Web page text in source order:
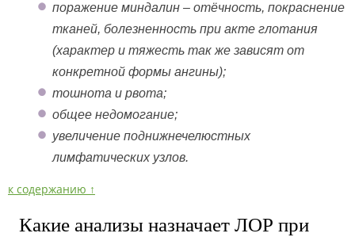
поражение миндалин – отёчность, покраснение
тканей, болезненность при акте глотания
(характер и тяжесть так же зависят от
конкретной формы ангины);
тошнота и рвота;
общее недомогание;
увеличение поднижнечелюстных
лимфатических узлов.
к содержанию ↑
Какие анализы назначает ЛОР при